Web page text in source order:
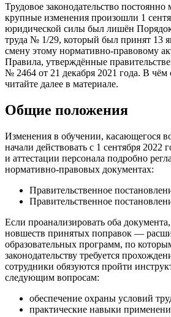
Трудовое законодательство
крупные изменения произошли 1
юридической силы был лишён
труда № 1/29, который был принят 13
смену этому нормативно-правовому
Правила, утверждённые
№ 2464 от 21 декабря 2021 года. В
читайте далее в материале.
Общие положения
Изменения в обучении, касающегося
начали действовать с 1 сентября 2022
и аттестации персонала подробно
нормативно-правовых документах:
Правительственное
Правительственное
Если проанализировать оба
новшеств принятых поправок —
образовательных программ, по
законодательству требуется
сотрудники обязуются пройти
следующим вопросам:
обеспечение охраны условий
практические навыки